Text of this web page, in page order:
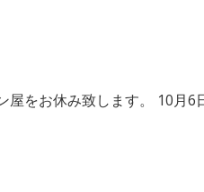
屋をお休み致します。 10月6